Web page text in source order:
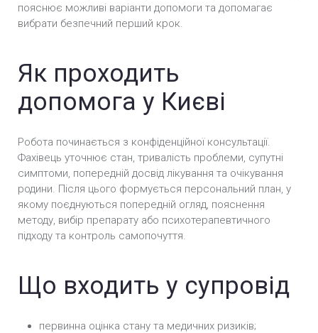
Вшивання ампули від алкоголізму (Підшивка) у
Києві
Кодування препаратом Вівітрол у Києві
Кодування Налтрексон у Києві
пояснює можливі варіанти допомоги та допомагає
вибрати безпечний перший крок.
Як проходить
допомога у Києві
Робота починається з конфіденційної консультації.
Фахівець уточнює стан, тривалість проблеми, супутні
симптоми, попередній досвід лікування та очікування
родини. Після цього формується персональний план, у
якому поєднуються попередній огляд, пояснення
методу, вибір препарату або психотерапевтичного
підходу та контроль самопочуття.
Що входить у супровід
первинна оцінка стану та медичних ризиків;